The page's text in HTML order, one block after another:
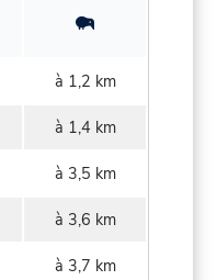
à 1,2 km
à 1,4 km
à 3,5 km
à 3,6 km
à 3,7 km